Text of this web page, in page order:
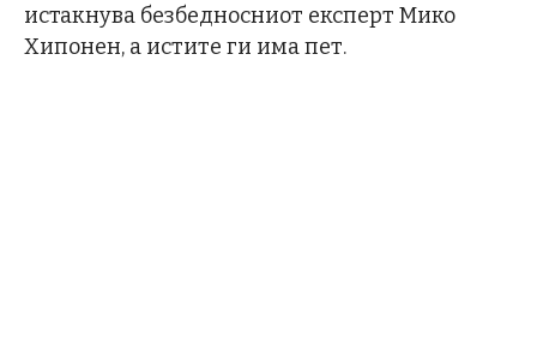
истакнува безбедносниот експерт Мико
Хипонен, а истите ги има пет.